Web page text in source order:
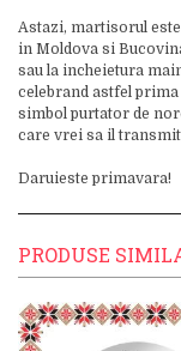
Astazi, martisorul
in Moldova si
sau la incheietura
celebrand astfel
simbol purtator de
care vrei sa il
Daruieste primavara!
PRODUSE